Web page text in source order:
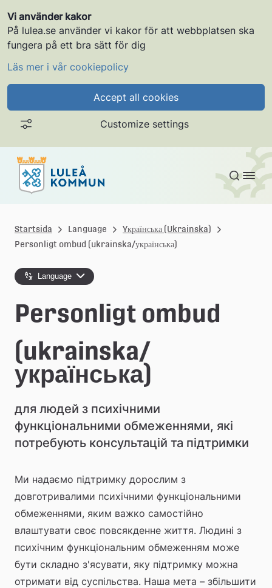
Vi använder kakor
På lulea.se använder vi kakor för att webbplatsen ska
fungera på ett bra sätt för dig
Läs mer i vår cookiepolicy
Accept all cookies
Customize settings
Gå till innehållet
u
l
e
å
k
o
m
m
u
n
Startsida Language
Yкраїнська (Ukrainska)
Personligt ombud (ukrainska/українська)
Language
Personligt ombud
(ukrainska/
українська)
для людей з психічними
функціональними обмеженнями, які
потребують консультацій та підтримки
Ми надаємо підтримку дорослим з
довготривалими психічними функціональними
обмеженнями, яким важко самостійно
влаштувати своє повсякденне життя. Людині з
психічним функціональним обмеженням може
бути складно з'ясувати, яку підтримку можна
отримати від суспільства. Наша мета – збільшити